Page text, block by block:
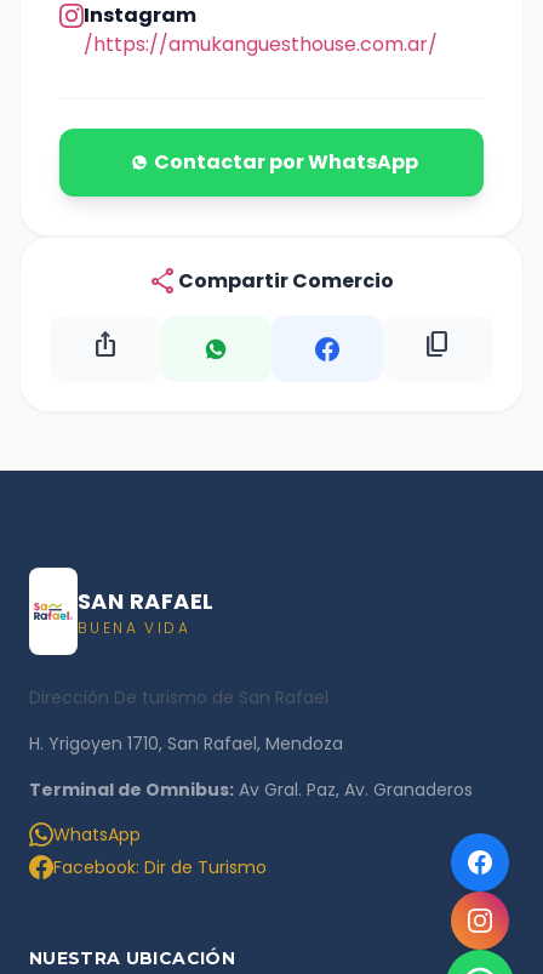
Instagram
/https://amukanguesthouse.com.ar/
Contactar por WhatsApp
share Compartir Comercio
ios_share content_copy
SAN RAFAEL
BUENA VIDA
Dirección De turismo de San Rafael
H. Yrigoyen 1710, San Rafael, Mendoza
Terminal de Omnibus: Av Gral. Paz, Av. Granaderos
WhatsApp
Facebook: Dir de Turismo
NUESTRA UBICACIÓN